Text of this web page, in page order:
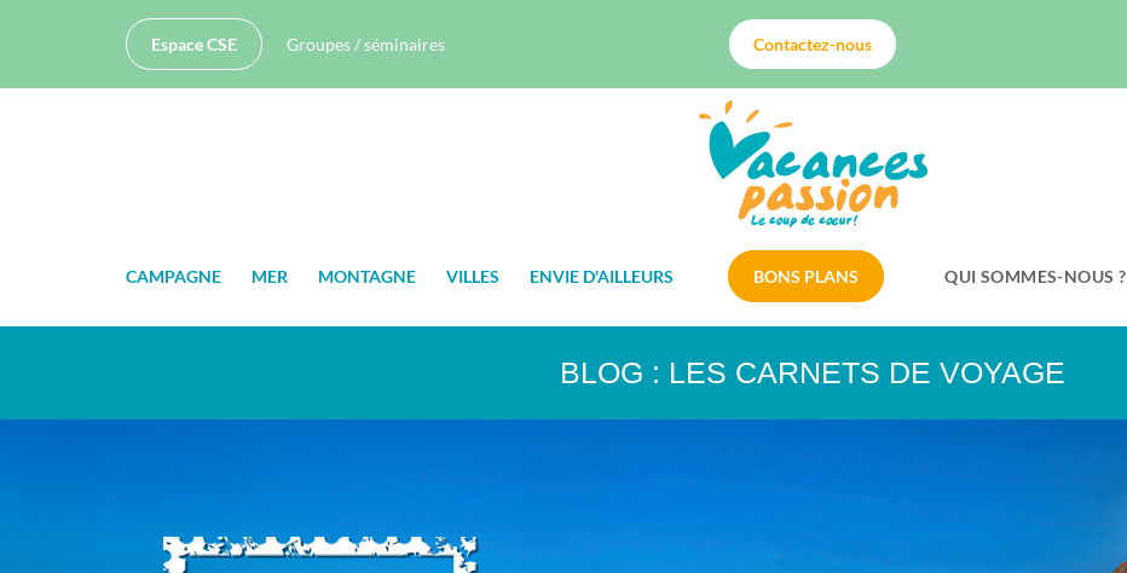
Espace CSE Groupes / séminaires Contactez-nous
CAMPAGNE MER MONTAGNE VILLES ENVIE D'AILLEURS BONS PLANS QUI SOMMES-NOUS ?
BLOG : LES CARNETS DE VOYAGE